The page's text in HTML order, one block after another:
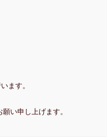
ます。
い申し上げます。